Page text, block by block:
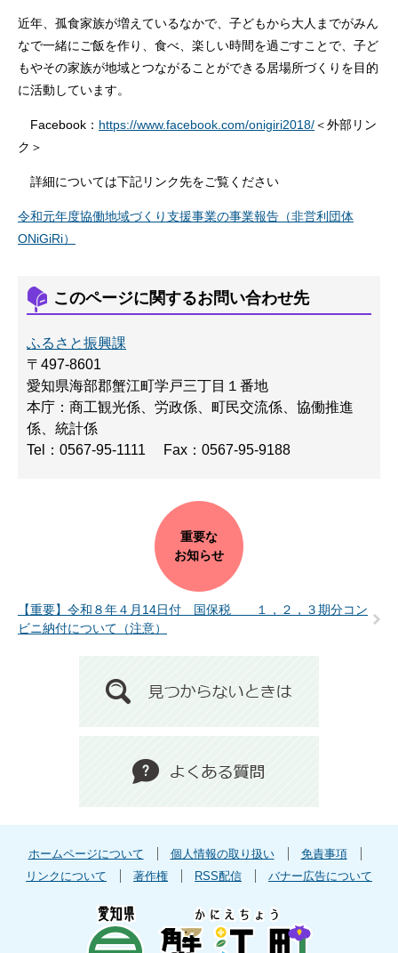
近年、孤食家族が増えているなかで、子どもから大人までがみん
なで一緒にご飯を作り、食べ、楽しい時間を過ごすことで、子ど
もやその家族が地域とつながることができる居場所づくりを目的
に活動しています。
Facebook： https://www.facebook.com/onigiri2018/＜外部リン
ク＞
詳細については下記リンク先をご覧ください
令和元年度協働地域づくり支援事業の事業報告（非営利団体
ONiGiRi）
このページに関するお問い合わせ先
ふるさと振興課
〒497-8601
愛知県海部郡蟹江町学戸三丁目１番地
本庁：商工観光係、労政係、町民交流係、協働推進
係、統計係
Tel：0567-95-1111
Fax：0567-95-9188
重要な
お知らせ
【重要】令和８年４月14日付 国保税 １，２，３期分コン
ビニ納付について（注意）
ホームページについて 個人情報の取り扱い
免責事項
リンクについて
著作権 RSS配信 バナー広告について